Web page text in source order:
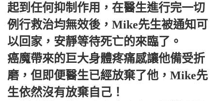
起到任何抑制作用，在醫生進行完一切
例行救治均無效後，Mike先生被通知可
以回家，安靜等待死亡的來臨了。
癌魔帶來的巨大身體疼痛感讓他備受折
磨，但即便醫生已經放棄了他，Mike先
生依然沒有放棄自己！